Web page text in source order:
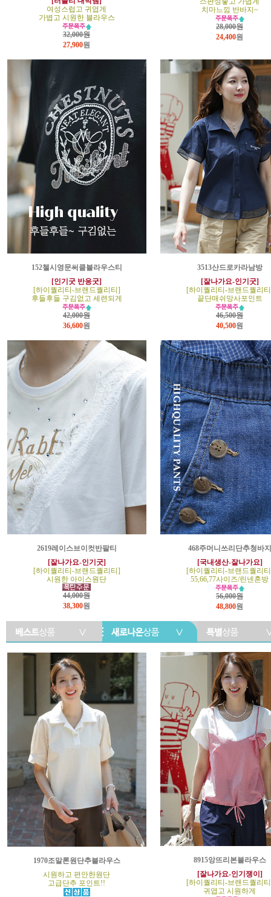
여성스럽고 귀엽게
가볍고 시원한 블라우스
32,000원
27,900원
치마느낌 반바지~
28,000원
24,400원
152첼시영문써클블라우스티
[인기굿 반응굿]
[하이퀄리티-브랜드퀄리티]
후들후들 구김없고 세련되게
42,000원
36,600원
3513산드로카라남방
[잘나가요-인기굿]
[하이퀄리티-브랜드퀄리
끝단매쉬망사포인트
46,500원
40,500원
2619레이스브이컷반팔티
[잘나가요-인기굿]
[하이퀄리티-브랜드퀄리티]
시원한 아이스원단
44,000원
38,300원
468주머니쓰리단추청바지
[국내생산-잘나가요]
[하이퀄리티-브랜드퀄리
55,66,77사이즈/린넨혼방
56,000원
48,800원
1970조말론원단추블라우스
시원하고 편안한원단
고급단추 포인트!!
8915앙뜨리본블라우스
[잘나가요-인기쟁이]
[하이퀄리티-브랜드퀄리
귀엽고 시원하게